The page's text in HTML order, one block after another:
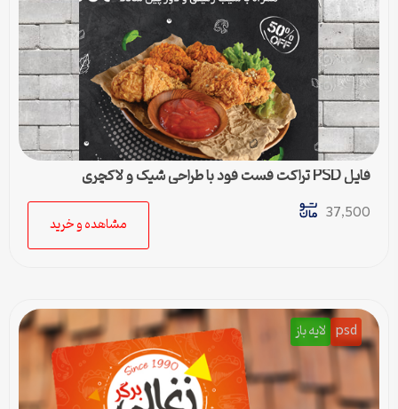
فایل PSD تراکت فست فود با طراحی شیک و لاکچری
37,500
مشاهده و خرید
psd لایه باز